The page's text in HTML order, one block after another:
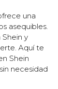
una
asequibles.
y
Aquí te
Shein
necesidad